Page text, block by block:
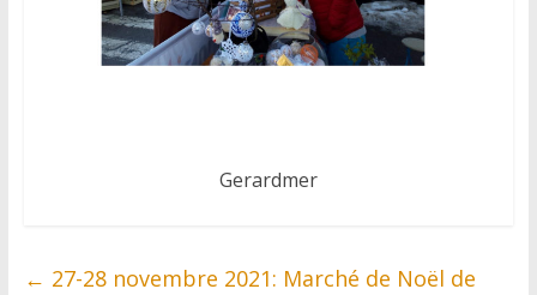
Gerardmer
← 27-28 novembre 2021: Marché de Noël de